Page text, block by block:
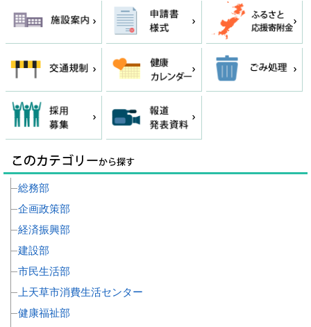
総務部
企画政策部
経済振興部
建設部
市民生活部
上天草市消費生活センター
健康福祉部